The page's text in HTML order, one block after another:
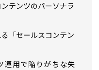
テンツのパーソナラ
「セールスコンテン
運用で陥りがちな失